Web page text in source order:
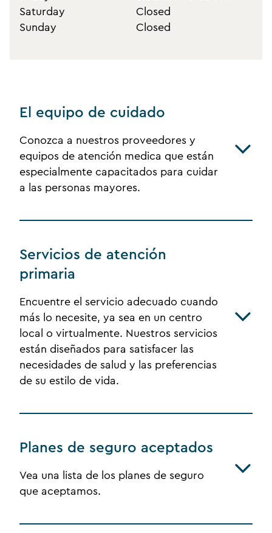
Saturday
Sunday
Closed
Closed
El equipo de cuidado
Conozca a nuestros proveedores y
equipos de atención medica que están
especialmente capacitados para cuidar
a las personas mayores.
Servicios de atención
primaria
Encuentre el servicio adecuado cuando
más lo necesite, ya sea en un centro
local o virtualmente. Nuestros servicios
están diseñados para satisfacer las
necesidades de salud y las preferencias
de su estilo de vida.
Planes de seguro aceptados
Vea una lista de los planes de seguro
que aceptamos.